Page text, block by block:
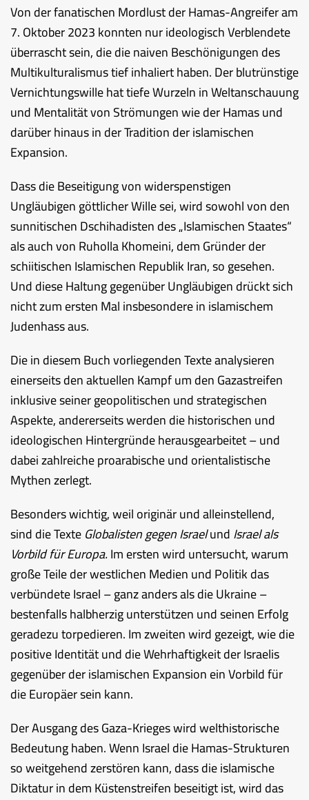
Von der fanatischen Mordlust der Hamas-Angreifer am
7. Oktober 2023 konnten nur ideologisch Verblendete
überrascht sein, die die naiven Beschönigungen des
Multikulturalismus tief inhaliert haben. Der blutrünstige
Vernichtungswille hat tiefe Wurzeln in Weltanschauung
und Mentalität von Strömungen wie der Hamas und
darüber hinaus in der Tradition der islamischen
Expansion.
Dass die Beseitigung von widerspenstigen
Ungläubigen göttlicher Wille sei, wird sowohl von den
sunnitischen Dschihadisten des „Islamischen Staates“
als auch von Ruholla Khomeini, dem Gründer der
schiitischen Islamischen Republik Iran, so gesehen.
Und diese Haltung gegenüber Ungläubigen drückt sich
nicht zum ersten Mal insbesondere in islamischem
Judenhass aus.
Die in diesem Buch vorliegenden Texte analysieren
einerseits den aktuellen Kampf um den Gazastreifen
inklusive seiner geopolitischen und strategischen
Aspekte, andererseits werden die historischen und
ideologischen Hintergründe herausgearbeitet – und
dabei zahlreiche proarabische und orientalistische
Mythen zerlegt.
Besonders wichtig, weil originär und alleinstellend,
sind die TexteGlobalisten gegen IsraelundIsrael als
Vorbild für Europa.Im ersten wird untersucht, warum
große Teile der westlichen Medien und Politik das
verbündete Israel – ganz anders als die Ukraine –
bestenfalls halbherzig unterstützen und seinen Erfolg
geradezu torpedieren. Im zweiten wird gezeigt, wie die
positive Identität und die Wehrhaftigkeit der Israelis
gegenüber der islamischen Expansion ein Vorbild für
die Europäer sein kann.
Der Ausgang des Gaza-Krieges wird welthistorische
Bedeutung haben. Wenn Israel die Hamas-Strukturen
so weitgehend zerstören kann, dass die islamische
Diktatur in dem Küstenstreifen beseitigt ist, wird das